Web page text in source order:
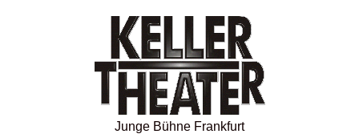
Junge Bühne Frankfurt